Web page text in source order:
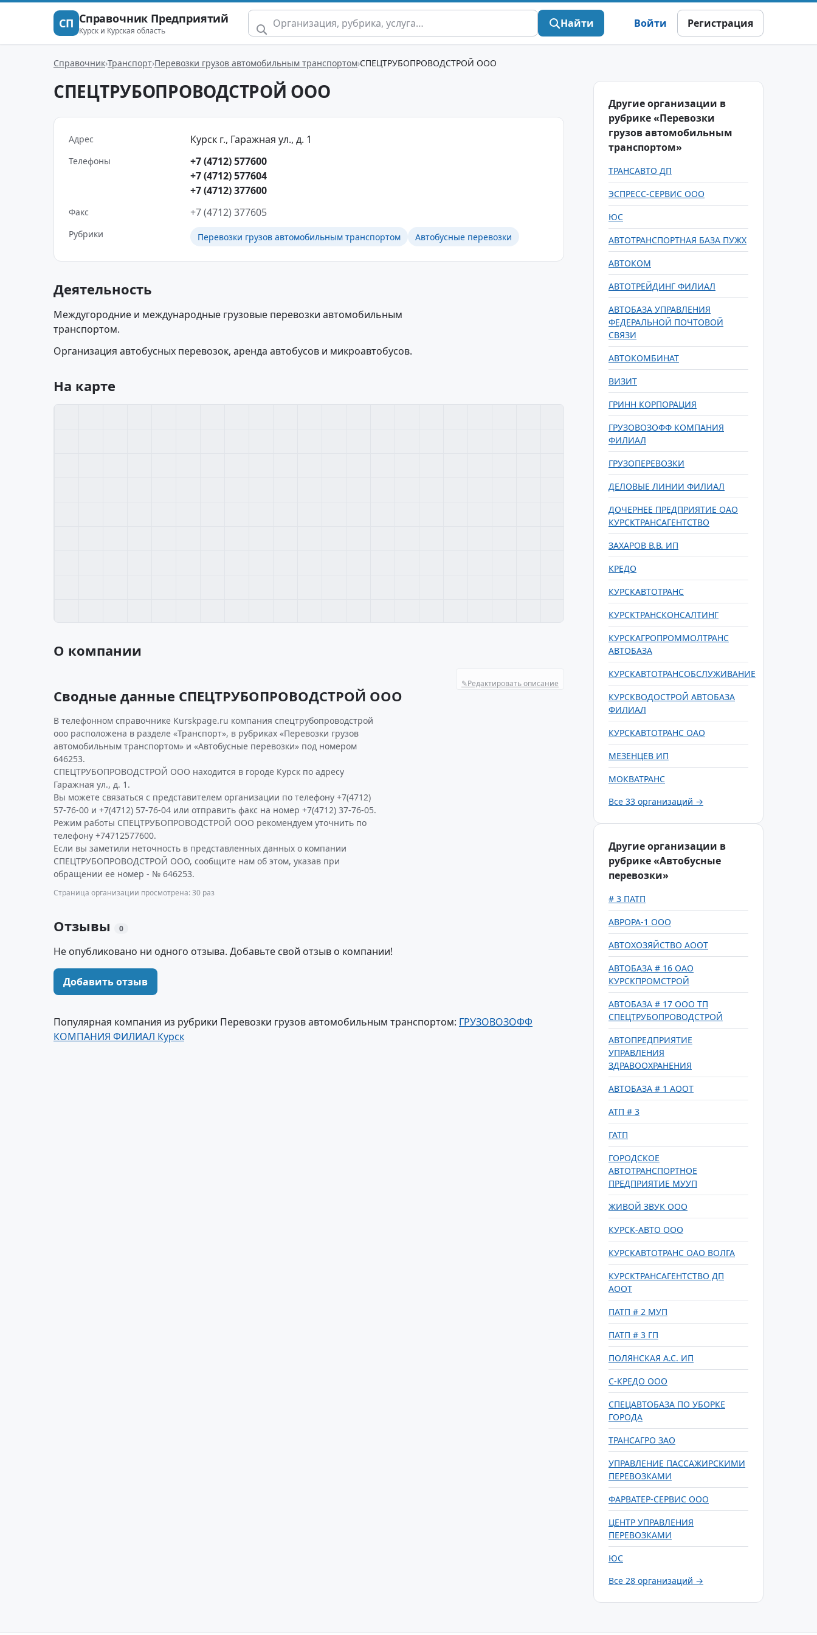
СП Справочник Предприятий
Курск и Курская область
Найти Войти Регистрация
Справочник Транспорт Перевозки грузов автомобильным транспортом СПЕЦТРУБОПРОВОДСТРОЙ ООО
СПЕЦТРУБОПРОВОДСТРОЙ ООО
Адрес Курск г., Гаражная ул., д. 1
Телефоны
+7 (4712) 577600
+7 (4712) 577604
+7 (4712) 377600
Факс +7 (4712) 377605
Рубрики Перевозки грузов автомобильным транспортом Автобусные перевозки
Деятельность
Междугородние и международные грузовые перевозки автомобильным
транспортом.
Организация автобусных перевозок, аренда автобусов и микроавтобусов.
На карте
О компании
✎Редактировать описание
Сводные данные СПЕЦТРУБОПРОВОДСТРОЙ ООО
В телефонном справочнике Kurskpage.ru компания спецтрубопроводстрой
ооо расположена в разделе «Транспорт», в рубриках «Перевозки грузов
автомобильным транспортом» и «Автобусные перевозки» под номером
646253.
СПЕЦТРУБОПРОВОДСТРОЙ ООО находится в городе Курск по адресу
Гаражная ул., д. 1.
Вы можете связаться с представителем организации по телефону +7(4712)
57-76-00 и +7(4712) 57-76-04 или отправить факс на номер +7(4712) 37-76-05.
Режим работы СПЕЦТРУБОПРОВОДСТРОЙ ООО рекомендуем уточнить по
телефону +74712577600.
Если вы заметили неточность в представленных данных о компании
СПЕЦТРУБОПРОВОДСТРОЙ ООО, сообщите нам об этом, указав при
обращении ее номер - № 646253.
Страница организации просмотрена: 30 раз
Отзывы 0
Не опубликовано ни одного отзыва. Добавьте свой отзыв о компании!
Добавить отзыв
Популярная компания из рубрики Перевозки грузов автомобильным транспортом: ГРУЗОВОЗОФФ
КОМПАНИЯ ФИЛИАЛ Курск
Другие организации в
рубрике «Перевозки
грузов автомобильным
транспортом»
ТРАНСАВТО ДП
ЭСПРЕСС-СЕРВИС ООО
ЮС
АВТОТРАНСПОРТНАЯ БАЗА ПУЖХ
АВТОКОМ
АВТОТРЕЙДИНГ ФИЛИАЛ
АВТОБАЗА УПРАВЛЕНИЯ
ФЕДЕРАЛЬНОЙ ПОЧТОВОЙ
СВЯЗИ
АВТОКОМБИНАТ
ВИЗИТ
ГРИНН КОРПОРАЦИЯ
ГРУЗОВОЗОФФ КОМПАНИЯ
ФИЛИАЛ
ГРУЗОПЕРЕВОЗКИ
ДЕЛОВЫЕ ЛИНИИ ФИЛИАЛ
ДОЧЕРНЕЕ ПРЕДПРИЯТИЕ ОАО
КУРСКТРАНСАГЕНТСТВО
ЗАХАРОВ В.В. ИП
КРЕДО
КУРСКАВТОТРАНС
КУРСКТРАНСКОНСАЛТИНГ
КУРСКАГРОПРОММОЛТРАНС
АВТОБАЗА
КУРСКАВТОТРАНСОБСЛУЖИВАНИЕ
КУРСКВОДОСТРОЙ АВТОБАЗА
ФИЛИАЛ
КУРСКАВТОТРАНС ОАО
МЕЗЕНЦЕВ ИП
МОКВАТРАНС
Все 33 организаций →
Другие организации в
рубрике «Автобусные
перевозки»
# 3 ПАТП
АВРОРА-1 ООО
АВТОХОЗЯЙСТВО АООТ
АВТОБАЗА # 16 ОАО
КУРСКПРОМСТРОЙ
АВТОБАЗА # 17 ООО ТП
СПЕЦТРУБОПРОВОДСТРОЙ
АВТОПРЕДПРИЯТИЕ
УПРАВЛЕНИЯ
ЗДРАВООХРАНЕНИЯ
АВТОБАЗА # 1 АООТ
АТП # 3
ГАТП
ГОРОДСКОЕ
АВТОТРАНСПОРТНОЕ
ПРЕДПРИЯТИЕ МУУП
ЖИВОЙ ЗВУК ООО
КУРСК-АВТО ООО
КУРСКАВТОТРАНС ОАО ВОЛГА
КУРСКТРАНСАГЕНТСТВО ДП
АООТ
ПАТП # 2 МУП
ПАТП # 3 ГП
ПОЛЯНСКАЯ А.С. ИП
С-КРЕДО ООО
СПЕЦАВТОБАЗА ПО УБОРКЕ
ГОРОДА
ТРАНСАГРО ЗАО
УПРАВЛЕНИЕ ПАССАЖИРСКИМИ
ПЕРЕВОЗКАМИ
ФАРВАТЕР-СЕРВИС ООО
ЦЕНТР УПРАВЛЕНИЯ
ПЕРЕВОЗКАМИ
ЮС
Все 28 организаций →